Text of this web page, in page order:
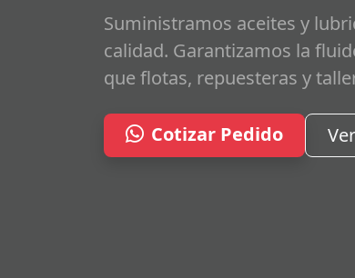
Suministramos aceites y
calidad. Garantizamos la
que flotas, repuesteras y
Cotizar Pedido